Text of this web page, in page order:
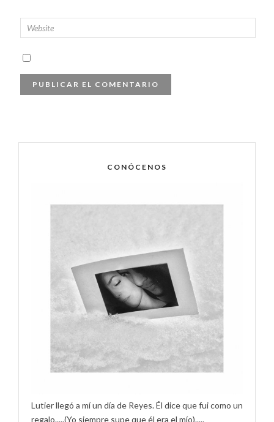
CONÓCENOS
Lutier llegó a mí un día de Reyes. Él dice que fui como un
regalo.....(Yo siempre supe que él era el mío).....